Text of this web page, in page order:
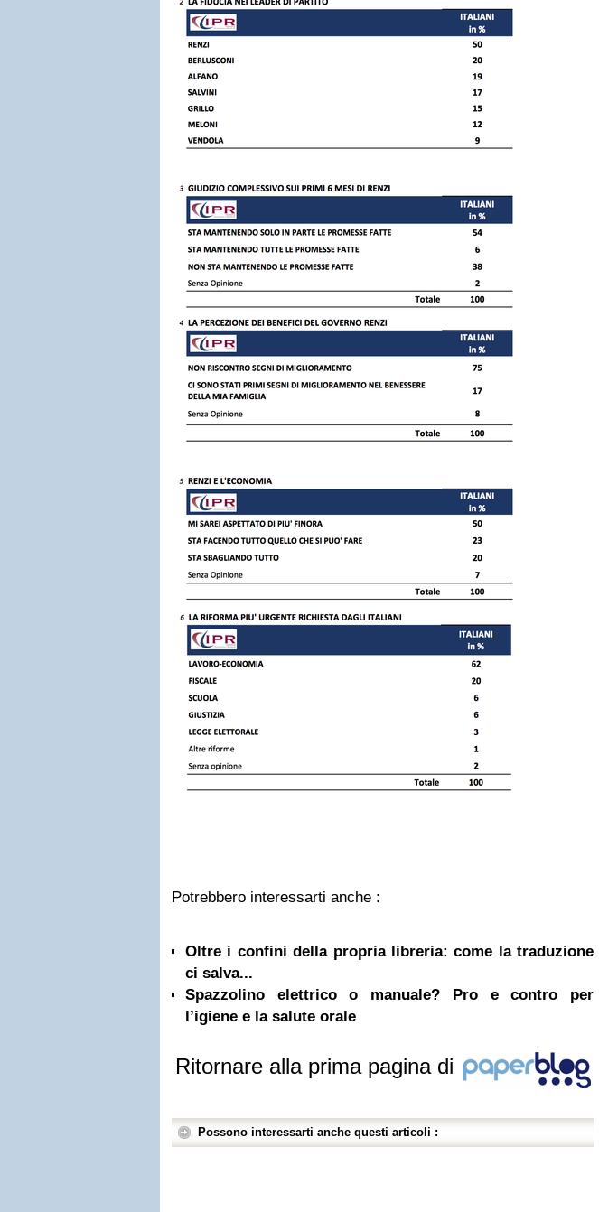
Potrebbero interessarti anche :
Oltre i confini della propria libreria: come la traduzione
ci salva...
Spazzolino elettrico o manuale? Pro e contro per
l’igiene e la salute orale
Ritornare alla prima pagina di
Possono interessarti anche questi articoli :